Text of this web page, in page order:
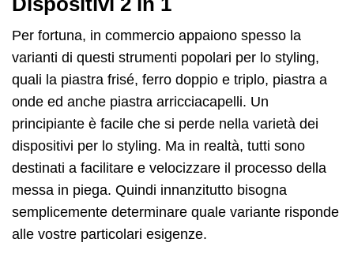
Per fortuna, in commercio appaiono spesso la
varianti di questi strumenti popolari per lo styling,
quali la piastra frisé, ferro doppio e triplo, piastra a
onde ed anche piastra arricciacapelli. Un
principiante è facile che si perde nella varietà dei
dispositivi per lo styling. Ma in realtà, tutti sono
destinati a facilitare e velocizzare il processo della
messa in piega. Quindi innanzitutto bisogna
semplicemente determinare quale variante risponde
alle vostre particolari esigenze.